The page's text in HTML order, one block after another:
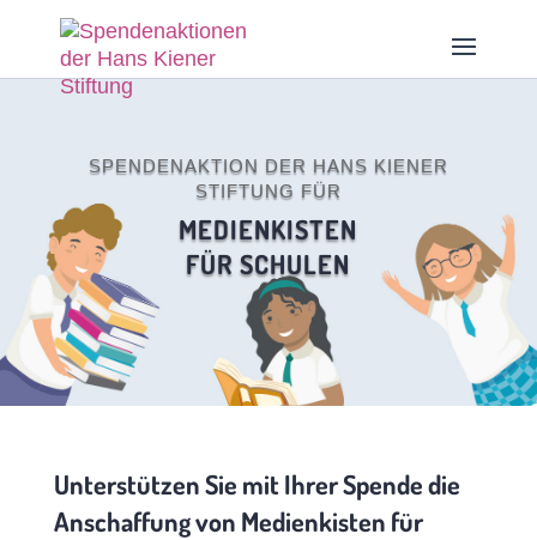
SPENDENAKTION DER HANS KIENER
STIFTUNG FÜR
MEDIENKISTEN
FÜR SCHULEN
Unterstützen Sie mit Ihrer Spende die
Anschaffung von Medienkisten für